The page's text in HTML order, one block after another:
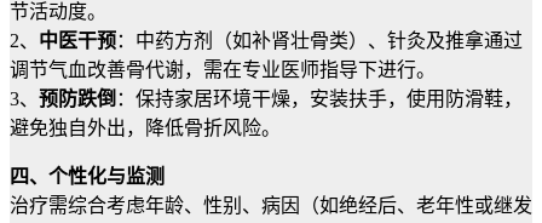
节活动度。
2、 中医干预：中药方剂（如补肾壮骨类）、针灸及推拿通过
调节气血改善骨代谢，需在专业医师指导下进行。
3、 预防跌倒 ：保持家居环境干燥，安装扶手，使用防滑鞋，
避免独自外出，降低骨折风险。
四、个性化与监测
治疗需综合考虑年龄、性别、病因（如绝经后、老年性或继发